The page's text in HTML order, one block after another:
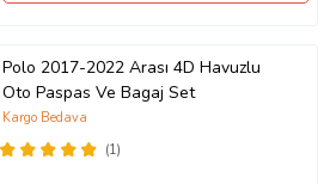
orijinal üründür.
Polo 2017-2022 Arası 4D Havuzlu
Oto Paspas Ve Bagaj Set
(1)
Kargo Bedava